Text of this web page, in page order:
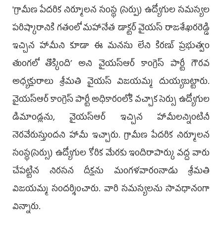
'గ్రామీణ పేదరిక నిర్మూలన సంస్థ (సెర్పు) ఉద్యోగుల సమస్యల
పరిష్కారానికి గతంలో మహానేత డాక్టర్‌ వైయస్ రాజశేఖరరెడ్డి
ఇచ్చిన హామీని కూడా ఈ‌ మనసు లేని కిరణ్ ప్రభుత్వం
తుంగలో తొక్కింది’ అని వైయస్‌ఆర్ కాంగ్రె‌స్‌ పార్టీ గౌరవ
అధ్యక్షురాలు శ్రీమతి వైయస్‌ విజయమ్మ దుయ్యబట్టారు.
వైయస్‌ఆర్‌ కాంగ్రెస్‌ పార్టీ అధికారంలోకి వచ్చాక సెర్సు ఉద్యోగుల
డిమాండ్లను, వైయస్‌ఆర్ ఇచ్చిన హామీలన్నింటినీ
నెరవేరుస్తుందని హామీ ఇచ్చారు. గ్రామీణ పేదరిక నిర్మూలన
సంస్థ(సెర్సు) ఉద్యోగుల కోరిక మేరకు ఇందిరాపార్కు వద్ద వారు
చేపట్టిన నిరసన దీక్షను మంగళవారంనాడు శ్రీమతి
విజయమ్మ సందర్శించారు. వారి సమస్యలను సావధానంగా
విన్నారు.